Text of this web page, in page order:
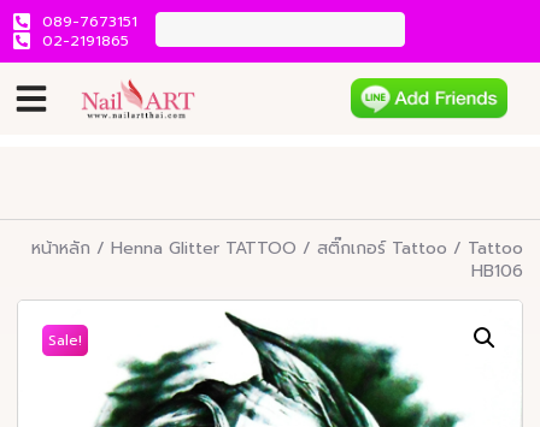
089-7673151
02-2191865
หน้าหลัก / Henna Glitter TATTOO / สติ๊กเกอร์ Tattoo / Tattoo
HB106
Sale!